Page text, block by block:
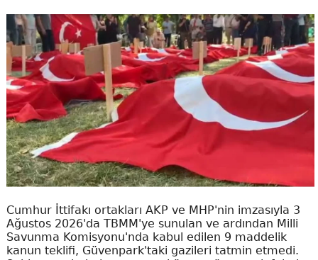
Cumhur İttifakı ortakları AKP ve MHP'nin imzasıyla 3
Ağustos 2026'da TBMM'ye sunulan ve ardından Milli
Savunma Komisyonu'nda kabul edilen 9 maddelik
kanun teklifi, Güvenpark'taki gazileri tatmin etmedi.